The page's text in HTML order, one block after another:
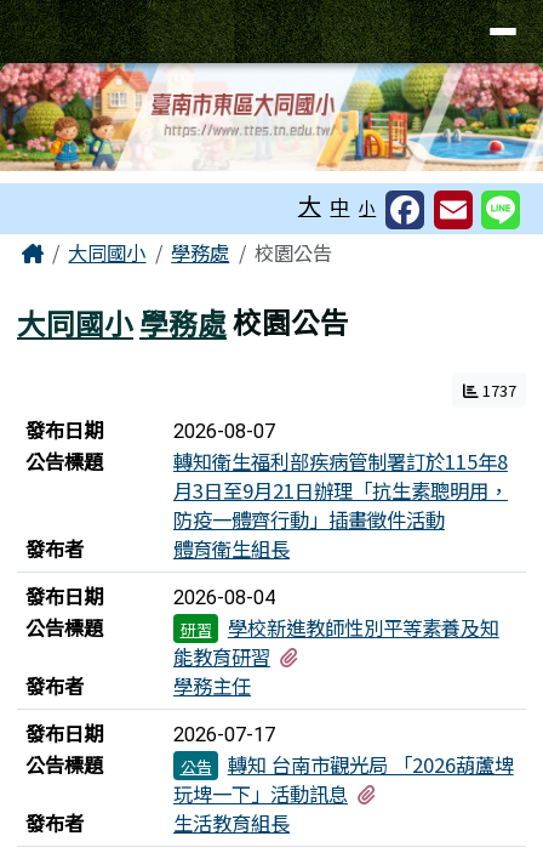
跳至主內容區
臺南市東區大同國小
導覽列
大 中 小
主內容區域
Home大同國小 學務處 校園公告
大同國小學務處校園公告
1737
新聞列表
發布日期 2026-08-07
公告標題
轉知衛生福利部疾病管制署訂於115年8
月3日至9月21日辦理「抗生素聰明用，
防疫一體齊行動」插畫徵件活動
發布者
體育衛生組長
發布日期
2026-08-04
公告標題 研習
學校新進教師性別平等素養及知
能教育研習
發布者
學務主任
發布日期
2026-07-17
公告標題 公告
轉知 台南市觀光局 「2026葫蘆埤
玩埤一下」活動訊息
發布者
生活教育組長
頁尾區域